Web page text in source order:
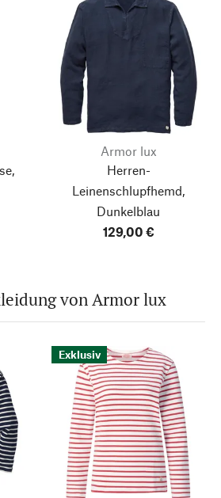
Armor lux
Herren-
Leinenschlupfhemd,
Dunkelblau
129,00 €
von Armor lux
Exklusiv